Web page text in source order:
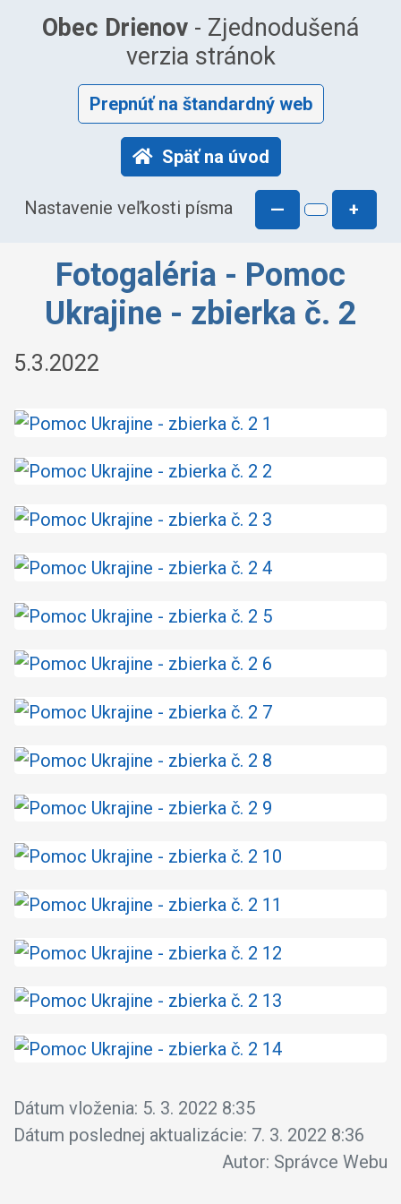
Obec Drienov - Zjednodušená
verzia stránok
Prepnúť na štandardný web
Späť na úvod
Nastavenie veľkosti písma — +
Fotogaléria - Pomoc
Ukrajine - zbierka č. 2
5.3.2022
Dátum vloženia: 5. 3. 2022 8:35
Dátum poslednej aktualizácie: 7. 3. 2022 8:36
Autor: Správce Webu